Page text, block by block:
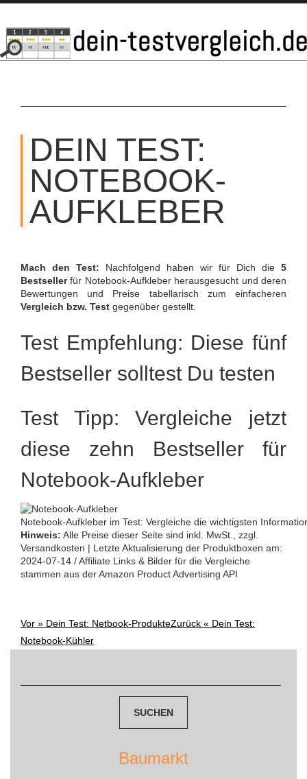
SKIP
CONTENT
DEIN TEST:
NOTEBOOK-
AUFKLEBER
Mach den Test: Nachfolgend haben wir für Dich die 5
Bestsellerfür Notebook-Aufkleber herausgesucht und deren
Bewertungen und Preise tabellarisch zum einfacheren
Vergleich bzw. Test gegenüber gestellt.
Test Empfehlung: Diese fünf
Bestseller solltest Du testen
Test Tipp: Vergleiche jetzt
diese zehn Bestseller für
Notebook-Aufkleber
Notebook-Aufkleber im Test: Vergleiche die wichtigsten
Hinweis: Alle Preise dieser Seite sind inkl. MwSt., zzgl.
Versandkosten | Letzte Aktualisierung der Produktboxen am:
2024-07-14 / Affiliate Links & Bilder für die Vergleiche
stammen aus der Amazon Product Advertising API
Post
Vor » Dein Test: Netbook-ProdukteZurück « Dein Test:
Notebook-Kühler
Baumarkt